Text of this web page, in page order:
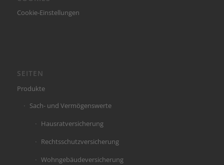
Cookie-Einstellungen
SEITEN
Produkte
Sach- und Vermögenswerte
Hausratversicherung
Rechtsschutzversicherung
Wohngebäudeversicherung